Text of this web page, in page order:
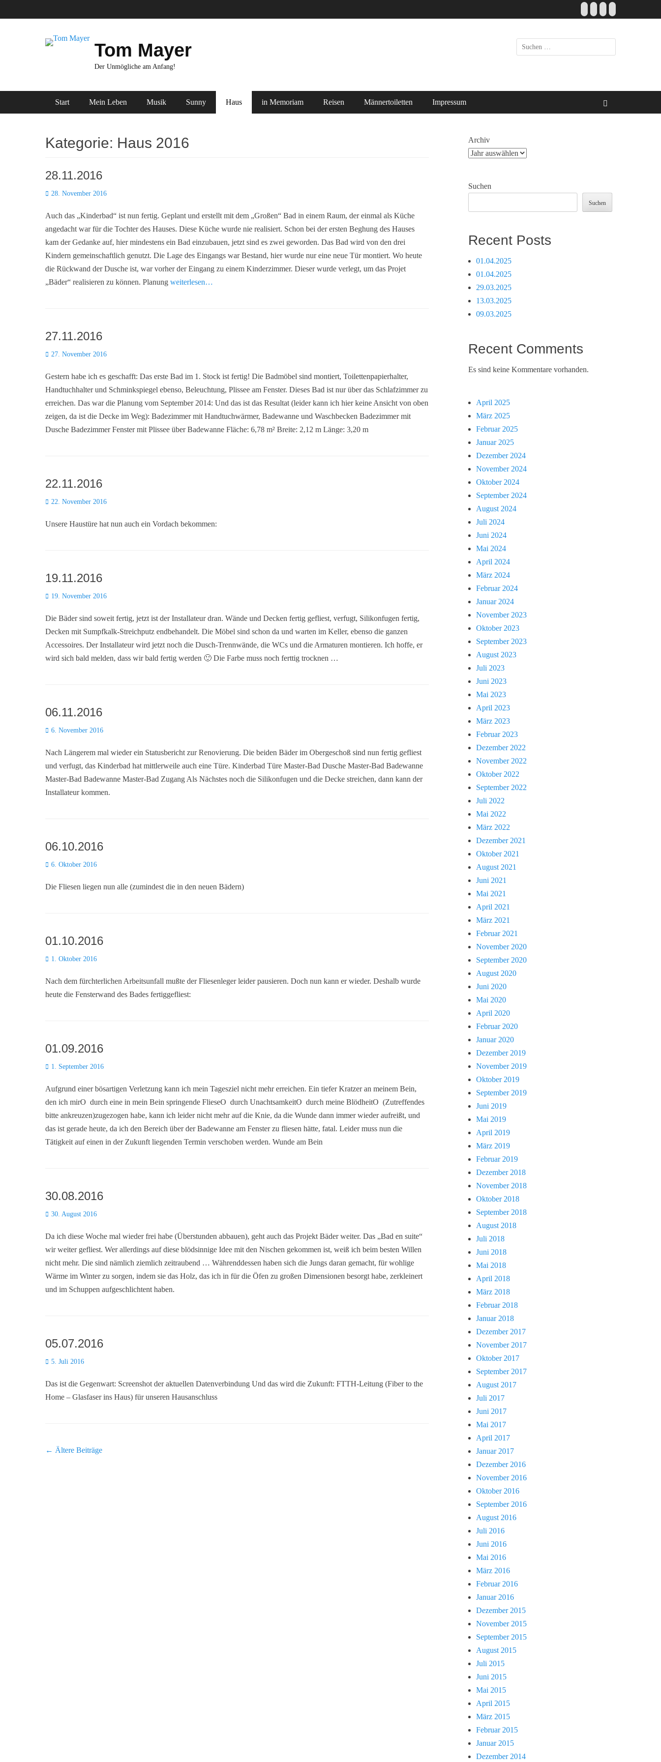
Inhalt
Mail
Tom Mayer
Der Unmögliche am Anfang!
Suche
nach:
Primäres Menü
Start Mein Leben Musik Sunny Haus in Memoriam Reisen Männertoiletten Impressum
Kategorie: Haus 2016
28.11.2016
Posted
28. November 2016
Auch das „Kinderbad“ ist nun fertig. Geplant und erstellt mit dem „Großen“ Bad in einem Raum, der einmal als Küche
angedacht war für die Tochter des Hauses. Diese Küche wurde nie realisiert. Schon bei der ersten Beghung des Hauses
kam der Gedanke auf, hier mindestens ein Bad einzubauen, jetzt sind es zwei geworden. Das Bad wird von den drei
Kindern gemeinschaftlich genutzt. Die Lage des Eingangs war Bestand, hier wurde nur eine neue Tür montiert. Wo heute
die Rückwand der Dusche ist, war vorher der Eingang zu einem Kinderzimmer. Dieser wurde verlegt, um das Projet
„Bäder“ realisieren zu können. Planung weiterlesen…
27.11.2016
Posted
27. November 2016
Gestern habe ich es geschafft: Das erste Bad im 1. Stock ist fertig! Die Badmöbel sind montiert, Toilettenpapierhalter,
Handtuchhalter und Schminkspiegel ebenso, Beleuchtung, Plissee am Fenster. Dieses Bad ist nur über das Schlafzimmer zu
erreichen. Das war die Planung vom September 2014: Und das ist das Resultat (leider kann ich hier keine Ansicht von oben
zeigen, da ist die Decke im Weg): Badezimmer mit Handtuchwärmer, Badewanne und Waschbecken Badezimmer mit
Dusche Badezimmer Fenster mit Plissee über Badewanne Fläche: 6,78 m² Breite: 2,12 m Länge: 3,20 m
22.11.2016
Posted
22. November 2016
Unsere Haustüre hat nun auch ein Vordach bekommen:
19.11.2016
Posted
19. November 2016
Die Bäder sind soweit fertig, jetzt ist der Installateur dran. Wände und Decken fertig gefliest, verfugt, Silikonfugen fertig,
Decken mit Sumpfkalk-Streichputz endbehandelt. Die Möbel sind schon da und warten im Keller, ebenso die ganzen
Accessoires. Der Installateur wird jetzt noch die Dusch-Trennwände, die WCs und die Armaturen montieren. Ich hoffe, er
wird sich bald melden, dass wir bald fertig werden 🙂 Die Farbe muss noch ferttig trocknen …
06.11.2016
Posted
6. November 2016
Nach Längerem mal wieder ein Statusbericht zur Renovierung. Die beiden Bäder im Obergeschoß sind nun fertig gefliest
und verfugt, das Kinderbad hat mittlerweile auch eine Türe. Kinderbad Türe Master-Bad Dusche Master-Bad Badewanne
Master-Bad Badewanne Master-Bad Zugang Als Nächstes noch die Silikonfugen und die Decke streichen, dann kann der
Installateur kommen.
06.10.2016
Posted
6. Oktober 2016
Die Fliesen liegen nun alle (zumindest die in den neuen Bädern)
01.10.2016
Posted
1. Oktober 2016
Nach dem fürchterlichen Arbeitsunfall mußte der Fliesenleger leider pausieren. Doch nun kann er wieder. Deshalb wurde
heute die Fensterwand des Bades fertiggefliest:
01.09.2016
Posted
1. September 2016
Aufgrund einer bösartigen Verletzung kann ich mein Tagesziel nicht mehr erreichen. Ein tiefer Kratzer an meinem Bein,
den ich mirΟ durch eine in mein Bein springende FlieseΟ durch UnachtsamkeitΟ durch meine BlödheitΟ (Zutreffendes
bitte ankreuzen)zugezogen habe, kann ich leider nicht mehr auf die Knie, da die Wunde dann immer wieder aufreißt, und
das ist gerade heute, da ich den Bereich über der Badewanne am Fenster zu fliesen hätte, fatal. Leider muss nun die
Tätigkeit auf einen in der Zukunft liegenden Termin verschoben werden. Wunde am Bein
30.08.2016
Posted
30. August 2016
Da ich diese Woche mal wieder frei habe (Überstunden abbauen), geht auch das Projekt Bäder weiter. Das „Bad en suite“
wir weiter gefliest. Wer allerdings auf diese blödsinnige Idee mit den Nischen gekommen ist, weiß ich beim besten Willen
nicht mehr. Die sind nämlich ziemlich zeitraubend … Währenddessen haben sich die Jungs daran gemacht, für wohlige
Wärme im Winter zu sorgen, indem sie das Holz, das ich in für die Öfen zu großen Dimensionen besorgt habe, zerkleinert
und im Schuppen aufgeschlichtent haben.
05.07.2016
Posted
5. Juli 2016
Das ist die Gegenwart: Screenshot der aktuellen Datenverbindung Und das wird die Zukunft: FTTH-Leitung (Fiber to the
Home – Glasfaser ins Haus) für unseren Hausanschluss
Beitragsnavigation
← Ältere Beiträge
Archiv
Suchen
Suchen
Recent Posts
01.04.2025
01.04.2025
29.03.2025
13.03.2025
09.03.2025
Recent Comments
Es sind keine Kommentare vorhanden.
April 2025
März 2025
Februar 2025
Januar 2025
Dezember 2024
November 2024
Oktober 2024
September 2024
August 2024
Juli 2024
Juni 2024
Mai 2024
April 2024
März 2024
Februar 2024
Januar 2024
November 2023
Oktober 2023
September 2023
August 2023
Juli 2023
Juni 2023
Mai 2023
April 2023
März 2023
Februar 2023
Dezember 2022
November 2022
Oktober 2022
September 2022
Juli 2022
Mai 2022
März 2022
Dezember 2021
Oktober 2021
August 2021
Juni 2021
Mai 2021
April 2021
März 2021
Februar 2021
November 2020
September 2020
August 2020
Juni 2020
Mai 2020
April 2020
Februar 2020
Januar 2020
Dezember 2019
November 2019
Oktober 2019
September 2019
Juni 2019
Mai 2019
April 2019
März 2019
Februar 2019
Dezember 2018
November 2018
Oktober 2018
September 2018
August 2018
Juli 2018
Juni 2018
Mai 2018
April 2018
März 2018
Februar 2018
Januar 2018
Dezember 2017
November 2017
Oktober 2017
September 2017
August 2017
Juli 2017
Juni 2017
Mai 2017
April 2017
Januar 2017
Dezember 2016
November 2016
Oktober 2016
September 2016
August 2016
Juli 2016
Juni 2016
Mai 2016
März 2016
Februar 2016
Januar 2016
Dezember 2015
November 2015
September 2015
August 2015
Juli 2015
Juni 2015
Mai 2015
April 2015
März 2015
Februar 2015
Januar 2015
Dezember 2014